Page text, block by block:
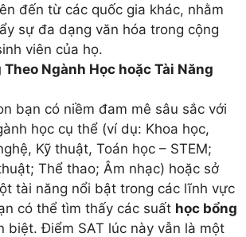
đến từ các quốc gia khác, nhằm
sự đa dạng văn hóa trong cộng
viên của họ.
Theo Ngành Học hoặc Tài Năng
bạn có niềm đam mê sâu sắc với
học cụ thể (ví dụ: Khoa học,
Kỹ thuật, Toán học – STEM;
Thể thao; Âm nhạc) hoặc sở
tài năng nổi bật trong các lĩnh vực
có thể tìm thấy các suất học bổng
biệt. Điểm SAT lúc này vẫn là một